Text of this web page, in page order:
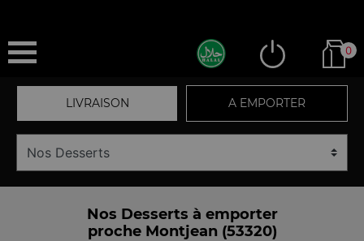
0
LIVRAISON A EMPORTER
Nos Desserts à emporter
proche Montjean (53320)